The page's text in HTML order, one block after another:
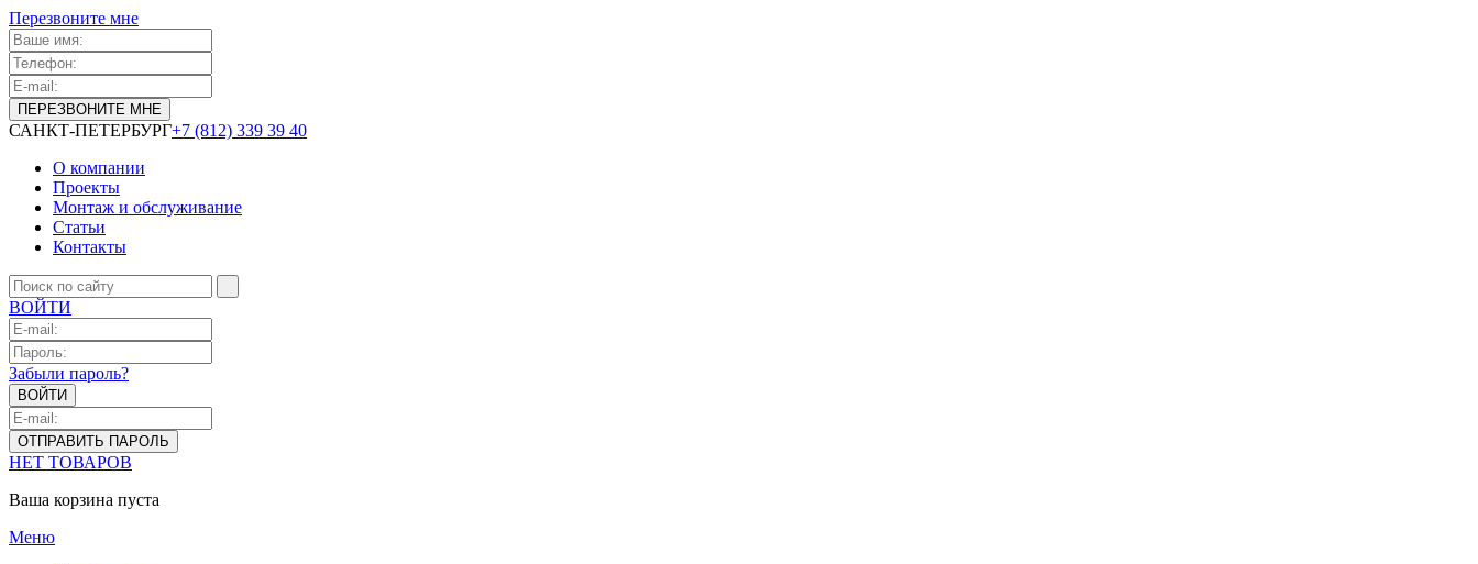
Перезвоните мне
САНКТ-ПЕТЕРБУРГ+7 (812) 339 39 40
О компании
Проекты
Монтаж и обслуживание
Статьи
Контакты
ВОЙТИ
Забыли пароль?
НЕТ ТОВАРОВ
Ваша корзина пуста
Меню